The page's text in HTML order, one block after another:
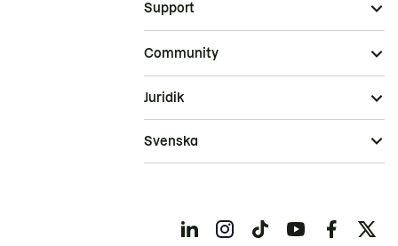
Support
Community
Juridik
Svenska